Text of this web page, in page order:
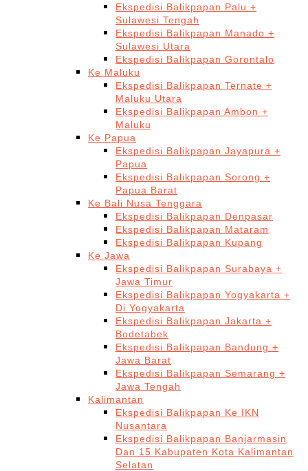
Ekspedisi Balikpapan Palu +
Sulawesi Tengah
Ekspedisi Balikpapan Manado +
Sulawesi Utara
Ekspedisi Balikpapan Gorontalo
Ke Maluku
Ekspedisi Balikpapan Ternate +
Maluku Utara
Ekspedisi Balikpapan Ambon +
Maluku
Ke Papua
Ekspedisi Balikpapan Jayapura +
Papua
Ekspedisi Balikpapan Sorong +
Papua Barat
Ke Bali Nusa Tenggara
Ekspedisi Balikpapan Denpasar
Ekspedisi Balikpapan Mataram
Ekspedisi Balikpapan Kupang
Ke Jawa
Ekspedisi Balikpapan Surabaya +
Jawa Timur
Ekspedisi Balikpapan Yogyakarta +
Di Yogyakarta
Ekspedisi Balikpapan Jakarta +
Bodetabek
Ekspedisi Balikpapan Bandung +
Jawa Barat
Ekspedisi Balikpapan Semarang +
Jawa Tengah
Kalimantan
Ekspedisi Balikpapan Ke IKN
Nusantara
Ekspedisi Balikpapan Banjarmasin
Dan 15 Kabupaten Kota Kalimantan
Selatan